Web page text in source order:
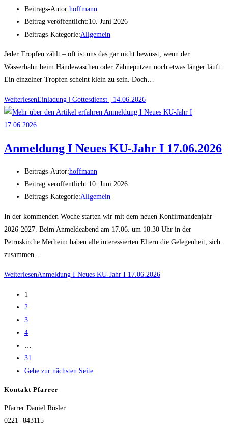
Beitrags-Autor:hoffmann
Beitrag veröffentlicht:10. Juni 2026
Beitrags-Kategorie:Allgemein
Jeder Tropfen zählt – oft ist uns das gar nicht bewusst, wenn der
Wasserhahn beim Händewaschen oder Zähneputzen noch etwas länger läuft.
Ein einzelner Tropfen scheint klein zu sein. Doch…
WeiterlesenEinladung | Gottesdienst | 14.06.2026
Anmeldung I Neues KU-Jahr I 17.06.2026
Beitrags-Autor:hoffmann
Beitrag veröffentlicht:10. Juni 2026
Beitrags-Kategorie:Allgemein
In der kommenden Woche starten wir mit dem neuen Konfirmandenjahr
2026-2027. Beim Anmeldeabend am 17.06. um 18.30 Uhr in der
Petruskirche Merheim haben alle interessierten Eltern die Gelegenheit, sich
zusammen…
WeiterlesenAnmeldung I Neues KU-Jahr I 17.06.2026
1
2
3
4
…
31
Gehe zur nächsten Seite
Kontakt Pfarrer
Pfarrer Daniel Rösler
0221- 843115